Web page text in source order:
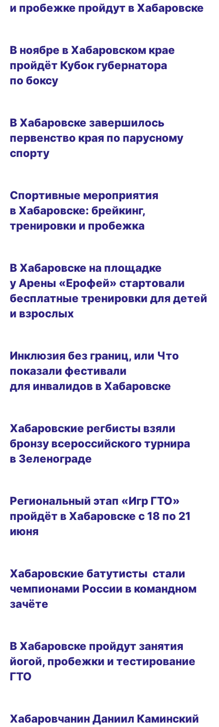
и пробежке пройдут в Хабаровске
В ноябре в Хабаровском крае
пройдёт Кубок губернатора
по боксу
В Хабаровске завершилось
первенство края по парусному
спорту
Спортивные мероприятия
в Хабаровске: брейкинг,
тренировки и пробежка
В Хабаровске на площадке
у Арены «Ерофей» стартовали
бесплатные тренировки для детей
и взрослых
Инклюзия без границ, или Что
показали фестивали
для инвалидов в Хабаровске
Хабаровские регбисты взяли
бронзу всероссийского турнира
в Зеленограде
Региональный этап «Игр ГТО»
пройдёт в Хабаровске с 18 по 21
июня
Хабаровские батутисты стали
чемпионами России в командном
зачёте
В Хабаровске пройдут занятия
йогой, пробежки и тестирование
ГТО
Хабаровчанин Даниил Каминский